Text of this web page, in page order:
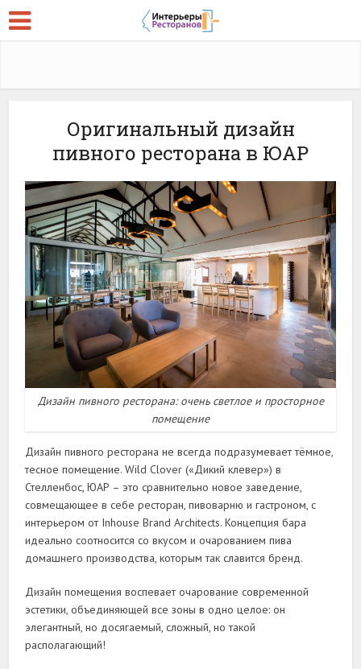
Оригинальный дизайн
пивного ресторана в ЮАР
Дизайн пивного ресторана: очень светлое и просторное
помещение
Дизайн пивного ресторана не всегда подразумевает тёмное,
тесное помещение. Wild Clover («Дикий клевер») в
Стелленбос, ЮАР – это сравнительно новое заведение,
совмещающее в себе ресторан, пивоварню и гастроном, с
интерьером от Inhouse Brand Architects. Концепция бара
идеально соотносится со вкусом и очарованием пива
домашнего производства, которым так славится бренд.
Дизайн помещения воспевает очарование современной
эстетики, объединяющей все зоны в одно целое: он
элегантный, но досягаемый, сложный, но такой
располагающий!